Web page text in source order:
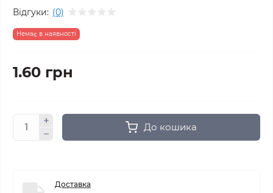
Відгуки: (0)
Немає в наявності
1.60 грн
До кошика
Доставка